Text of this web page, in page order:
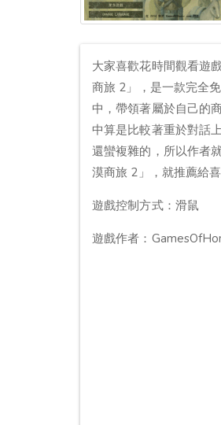
大家喜歡花時間觀看遊
商旅 2」，是一款完全
中，帶領著屬於自己的
中算是比較著重於對話
還蠻複雜的，所以作者
漠商旅 2」，就推薦給
遊戲控制方式：滑鼠
遊戲作者：